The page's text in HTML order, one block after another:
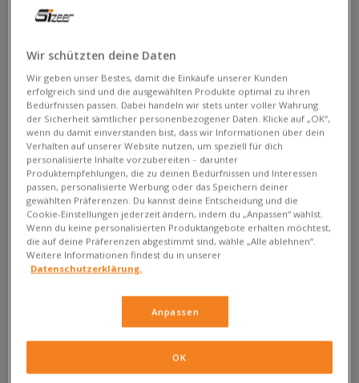
welche schon vor einigen Jahrzehnten auf dem Markt
erschienen sind und heute noch in den Topsellerlisten zu
ein echter Streetwearhit, der zu Anfang vor allem
Basketballspielern diente.Auf der anderen Seite haben die
kultigen Stan Smith ihren Namensursprung im
Tennissport, von der Kortlegende Stan Smith, versteht sich.
Beide Modelle sind aus hochwertigem Leder hergestellt. Das
wirst du auch tagtäglich positiv spüren. Du bist dir nicht sicher
zu welchem Modell du greifen sollst? Die Auswahl ist wahrlich
nicht einfach!
Wir schützten deine Daten
Wir geben unser Bestes, damit die Einkäufe unserer Kunden
erfolgreich sind und die ausgewählten Produkte optimal zu ihren
Bedürfnissen passen. Dabei handeln wir stets unter voller Wahrung
der Sicherheit sämtlicher personenbezogener Daten. Klicke auf „OK“,
wenn du damit einverstanden bist, dass wir Informationen über dein
Verhalten auf unserer Website nutzen, um speziell für dich
personalisierte Inhalte vorzubereiten – darunter
Produktempfehlungen, die zu deinen Bedürfnissen und Interessen
passen, personalisierte Werbung oder das Speichern deiner
gewählten Präferenzen. Du kannst deine Entscheidung und die
Cookie-Einstellungen jederzeit ändern, indem du „Anpassen“ wählst.
Wenn du keine personalisierten Produktangebote erhalten möchtest,
die auf deine Präferenzen abgestimmt sind, wähle „Alle ablehnen“.
Weitere Informationen findest du in unserer
Datenschutzerklärung.
Anpassen
OK